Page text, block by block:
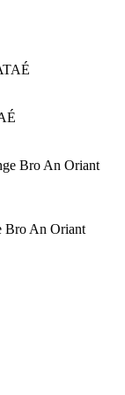
Bro An Oriant